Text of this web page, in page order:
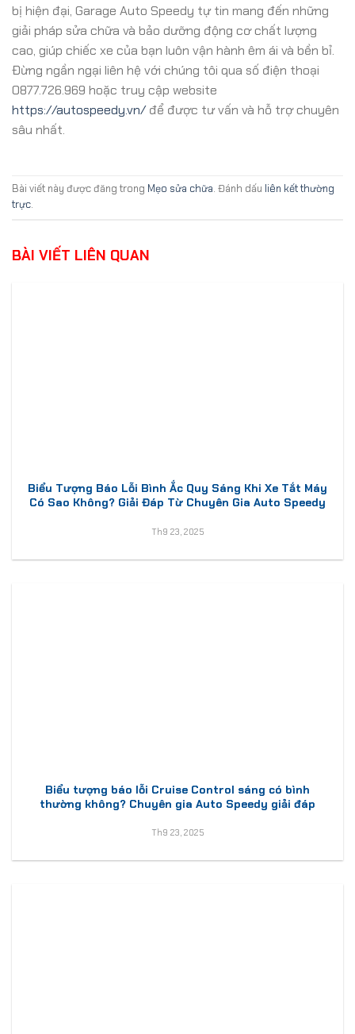
bị hiện đại, Garage Auto Speedy tự tin mang đến những
giải pháp sửa chữa và bảo dưỡng động cơ chất lượng
cao, giúp chiếc xe của bạn luôn vận hành êm ái và bền bỉ.
Đừng ngần ngại liên hệ với chúng tôi qua số điện thoại
0877.726.969 hoặc truy cập website
https://autospeedy.vn/để được tư vấn và hỗ trợ chuyên
sâu nhất.
Bài viết này được đăng trong Mẹo sửa chữa. Đánh dấu liên kết thường
trực.
BÀI VIẾT LIÊN QUAN
Biểu Tượng Báo Lỗi Bình Ắc Quy Sáng Khi Xe Tắt Máy
Có Sao Không? Giải Đáp Từ Chuyên Gia Auto Speedy
Th9 23, 2025
Biểu tượng báo lỗi Cruise Control sáng có bình
thường không? Chuyên gia Auto Speedy giải đáp
Th9 23, 2025